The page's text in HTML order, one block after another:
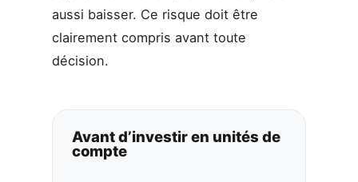
aussi baisser. Ce risque doit être
clairement compris avant toute
décision.
Avant d’investir en unités de
compte